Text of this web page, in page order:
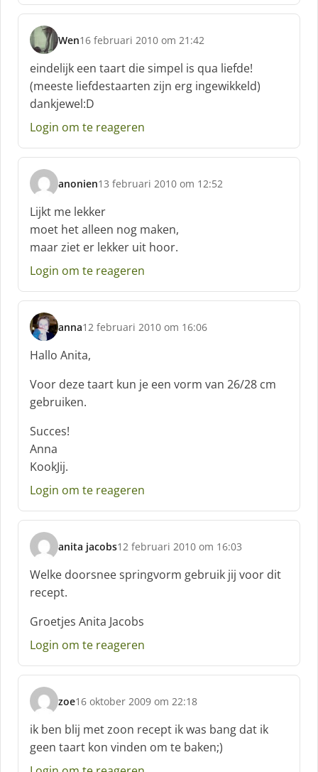
f
:
Wen
s
h
r
e
e
:
16 februari 2010 om 21:42
eindelijk een taart die simpel is qua liefde!
(meeste liefdestaarten zijn erg ingewikkeld)
dankjewel:D
Login om te reageren
anonien
s
c
h
r
e
e
:
13 februari 2010 om 12:52
Lijkt me lekker
moet het alleen nog maken,
maar ziet er lekker uit hoor.
Login om te reageren
anna
s
c
h
r
e
:
12 februari 2010 om 16:06
Hallo Anita,
Voor deze taart kun je een vorm van 26/28 cm
gebruiken.
Succes!
Anna
KookJij.
Login om te reageren
anita jacobs
s
c
h
r
e
f
12 februari 2010 om 16:03
Welke doorsnee springvorm gebruik jij voor dit
recept.
Groetjes Anita Jacobs
Login om te reageren
zoe
s
c
h
r
e
16 oktober 2009 om 22:18
ik ben blij met zoon recept ik was bang dat ik
geen taart kon vinden om te baken;)